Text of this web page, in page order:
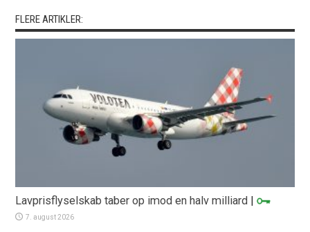
FLERE ARTIKLER:
Lavprisflyselskab taber op imod en halv milliard |
7. august 2026